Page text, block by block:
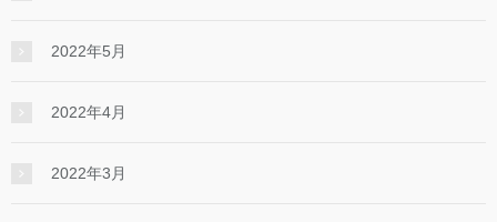
2022年5月
2022年4月
2022年3月